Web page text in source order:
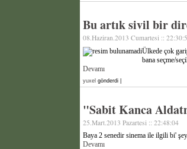
Bu artık sivil bir
08.Haziran.2013 Cumartesi ::
Ülkede çok
bana seçme/
Devamı
yuxel gönderdi |
"Sabit Kanca
25.Mart.2013 Pazartesi :: 22:48:04
Baya 2 senedir sinema ile ilgili bi'
Devamı